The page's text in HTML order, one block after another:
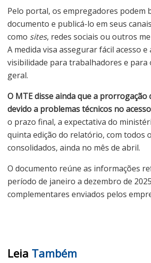
Pelo portal, os empregadores podem
documento e publicá-lo em seus
como sites, redes sociais ou outros
A medida visa assegurar fácil acesso e
visibilidade para trabalhadores e para
geral.
O MTE disse ainda que a
devido a problemas técnicos no
o prazo final, a expectativa do
quinta edição do relatório, com todos
consolidados, ainda no mês de abril.
O documento reúne as informações
período de janeiro a dezembro de
complementares enviados pelos
Leia Também